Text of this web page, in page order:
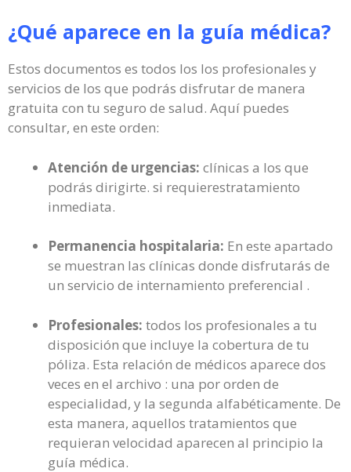
¿Qué aparece en la guía médica?
Estos documentos es todos los los profesionales y
servicios de los que podrás disfrutar de manera
gratuita con tu seguro de salud. Aquí puedes
consultar, en este orden:
Atención de urgencias: clínicas a los que
podrás dirigirte. si requierestratamiento
inmediata.
Permanencia hospitalaria: En este apartado
se muestran las clínicas donde disfrutarás de
un servicio de internamiento preferencial .
Profesionales: todos los profesionales a tu
disposición que incluye la cobertura de tu
póliza. Esta relación de médicos aparece dos
veces en el archivo : una por orden de
especialidad, y la segunda alfabéticamente. De
esta manera, aquellos tratamientos que
requieran velocidad aparecen al principio la
guía médica.